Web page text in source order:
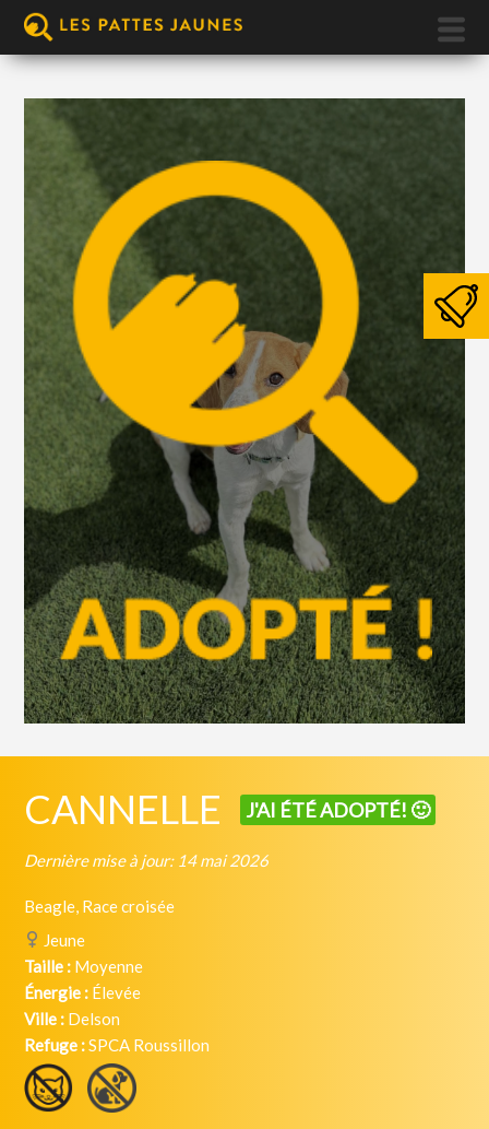
CANNELLE J'AI ÉTÉ ADOPTÉ! 🙂
Dernière mise à jour: 14 mai 2026
Beagle, Race croisée
Jeune
Taille : Moyenne
Énergie : Élevée
Ville : Delson
Refuge :SPCA Roussillon